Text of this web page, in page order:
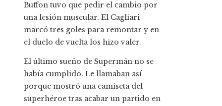
Buffon tuvo que pedir el cambio por
una lesión muscular. El Cagliari
marcó tres goles para remontar y en
el duelo de vuelta los hizo valer.
El último sueño de Supermán no se
había cumplido. Le llamaban así
porque mostró una camiseta del
superhéroe tras acabar un partido en